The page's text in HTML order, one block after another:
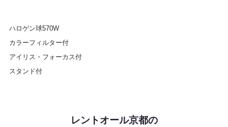
ハロゲン球570W
カラーフィルター付
アイリス・フォーカス付
スタンド付
レントオール京都の